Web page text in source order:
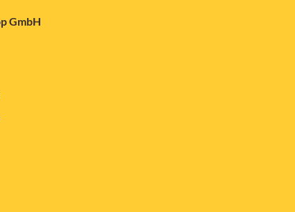
GmbH